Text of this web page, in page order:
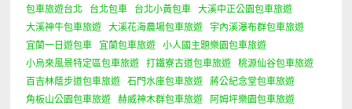
包車旅遊台北
台北包車 台北小黃包車
大溪中正公園包車旅遊
大溪神牛包車旅遊
大溪花海農場包車旅遊
宇內溪瀑布群包車旅遊
宜蘭一日遊包車
宜蘭包車旅遊
小人國主題樂園包車旅遊
小烏來風景特定區包車旅遊
打鐵寮古道包車旅遊
桃源仙谷包車旅遊
百吉林蔭步道包車旅遊
石門水庫包車旅遊
蔣公紀念堂包車旅遊
角板山公園包車旅遊
赫威神木群包車旅遊 阿姆坪樂園包車旅遊